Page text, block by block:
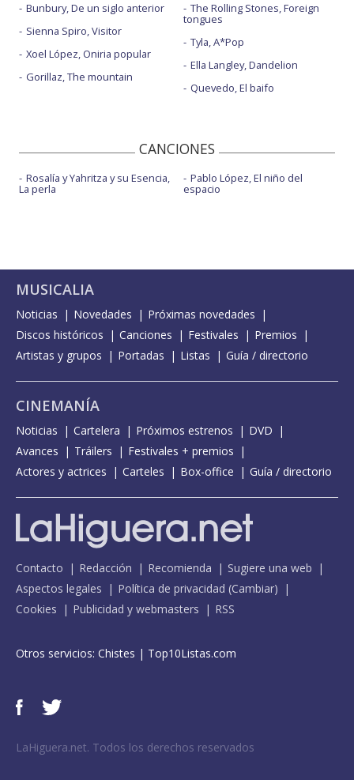
Bunbury, De un siglo anterior
Sienna Spiro, Visitor
Xoel López, Oniria popular
Gorillaz, The mountain
The Rolling Stones, Foreign
tongues
Tyla, A*Pop
Ella Langley, Dandelion
Quevedo, El baifo
CANCIONES
Rosalía y Yahritza y su Esencia,
La perla
Pablo López, El niño del
espacio
MUSICALIA
Noticias Novedades
Próximas novedades
Discos históricos
Canciones Festivales
Premios
Artistas y grupos
Portadas Listas Guía / directorio
CINEMANÍA
Noticias Cartelera Próximos estrenos
DVD
Avances
Tráilers
Festivales + premios
Actores y actrices
Carteles Box-office Guía / directorio
Contacto Redacción Recomienda
Sugiere una web
Aspectos legales
Política de privacidad (Cambiar)
Cookies
Publicidad y webmasters RSS
Otros servicios: Chistes | Top10Listas.com
LaHiguera.net. Todos los derechos reservados